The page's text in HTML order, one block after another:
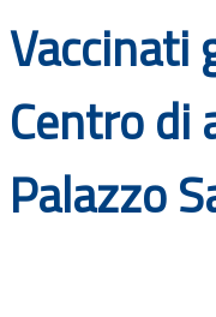
Bandi
Guide
Vaccinati
Centro di
Palazzo